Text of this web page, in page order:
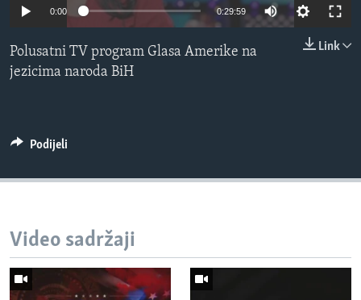
MAGAZIN
O GLASU AMERIKE
0:00 0:29:59
Link
Polusatni TV program Glasa Amerike na
jezicima naroda BiH
Podijeli
Video sadržaji